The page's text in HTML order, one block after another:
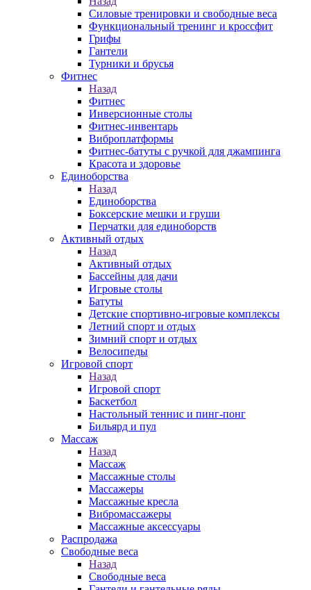
Силовые тренировки и свободные веса
Функциональный тренинг и кроссфит
Грифы
Гантели
Турники и брусья
Фитнес
Назад
Фитнес
Инверсионные столы
Фитнес-инвентарь
Виброплатформы
Фитнес-батуты с ручкой для джампинга
Красота и здоровье
Единоборства
Назад
Единоборства
Боксерские мешки и груши
Перчатки для единоборств
Активный отдых
Назад
Активный отдых
Бассейны для дачи
Игровые столы
Батуты
Детские спортивно-игровые комплексы
Летний спорт и отдых
Зимний спорт и отдых
Велосипеды
Игровой спорт
Назад
Игровой спорт
Баскетбол
Настольный теннис и пинг-понг
Бильярд и пул
Массаж
Назад
Массаж
Массажные столы
Массажеры
Массажные кресла
Вибромассажеры
Массажные аксессуары
Распродажа
Свободные веса
Назад
Свободные веса